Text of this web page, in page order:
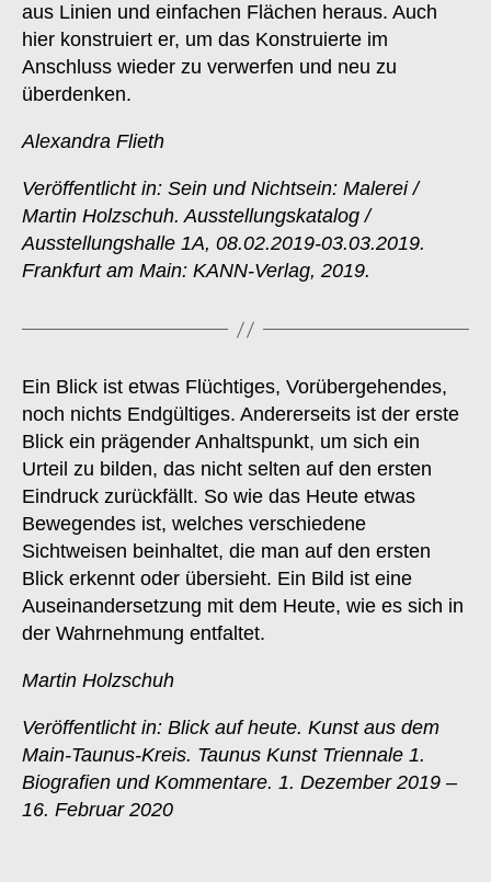
aus Linien und einfachen Flächen heraus. Auch
hier konstruiert er, um das Konstruierte im
Anschluss wieder zu verwerfen und neu zu
überdenken.
Alexandra Flieth
Veröffentlicht in: Sein und Nichtsein: Malerei /
Martin Holzschuh. Ausstellungskatalog /
Ausstellungshalle 1A, 08.02.2019-03.03.2019.
Frankfurt am Main: KANN-Verlag, 2019.
Ein Blick ist etwas Flüchtiges, Vorübergehendes,
noch nichts Endgültiges. Andererseits ist der erste
Blick ein prägender Anhaltspunkt, um sich ein
Urteil zu bilden, das nicht selten auf den ersten
Eindruck zurückfällt. So wie das Heute etwas
Bewegendes ist, welches verschiedene
Sichtweisen beinhaltet, die man auf den ersten
Blick erkennt oder übersieht. Ein Bild ist eine
Auseinandersetzung mit dem Heute, wie es sich in
der Wahrnehmung entfaltet.
Martin Holzschuh
Veröffentlicht in: Blick auf heute. Kunst aus dem
Main-Taunus-Kreis. Taunus Kunst Triennale 1.
Biografien und Kommentare. 1. Dezember 2019 –
16. Februar 2020